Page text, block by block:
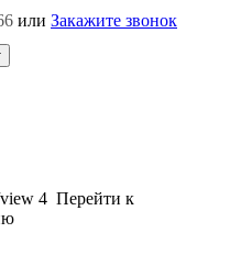
или Закажите звонок
4 Перейти к